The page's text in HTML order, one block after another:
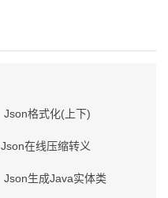
Json格式化(上下)
Json在线压缩转义
Json生成Java实体类